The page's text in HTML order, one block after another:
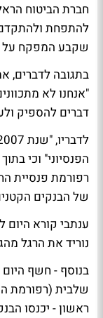
חברת הביטוח
להתפחת
שקבע המפקח על
בתגובה לדברים,
"אנחנו לא
דברים להספיק
רפורמת פנסיית
של הבנקים
ענתבי קורא
נוריד את הרגל
בנוסף - חשף
שלבית (רפורמת
ראשון - יכנסו